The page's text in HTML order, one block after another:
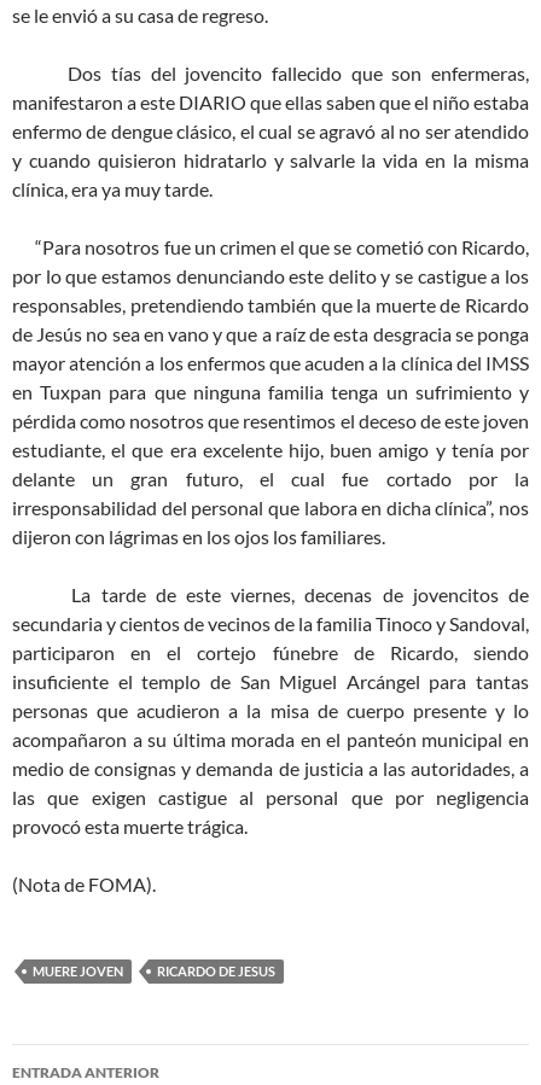
se le envió a su casa de regreso.
Dos tías del jovencito fallecido que son enfermeras,
manifestaron a este DIARIO que ellas saben que el niño estaba
enfermo de dengue clásico, el cual se agravó al no ser atendido
y cuando quisieron hidratarlo y salvarle la vida en la misma
clínica, era ya muy tarde.
“Para nosotros fue un crimen el que se cometió con Ricardo,
por lo que estamos denunciando este delito y se castigue a los
responsables, pretendiendo también que la muerte de Ricardo
de Jesús no sea en vano y que a raíz de esta desgracia se ponga
mayor atención a los enfermos que acuden a la clínica del IMSS
en Tuxpan para que ninguna familia tenga un sufrimiento y
pérdida como nosotros que resentimos el deceso de este joven
estudiante, el que era excelente hijo, buen amigo y tenía por
delante un gran futuro, el cual fue cortado por la
irresponsabilidad del personal que labora en dicha clínica”, nos
dijeron con lágrimas en los ojos los familiares.
La tarde de este viernes, decenas de jovencitos de
secundaria y cientos de vecinos de la familia Tinoco y Sandoval,
participaron en el cortejo fúnebre de Ricardo, siendo
insuficiente el templo de San Miguel Arcángel para tantas
personas que acudieron a la misa de cuerpo presente y lo
acompañaron a su última morada en el panteón municipal en
medio de consignas y demanda de justicia a las autoridades, a
las que exigen castigue al personal que por negligencia
provocó esta muerte trágica.
(Nota de FOMA).
MUERE JOVEN RICARDO DE JESUS
Navegación
ENTRADA ANTERIOR